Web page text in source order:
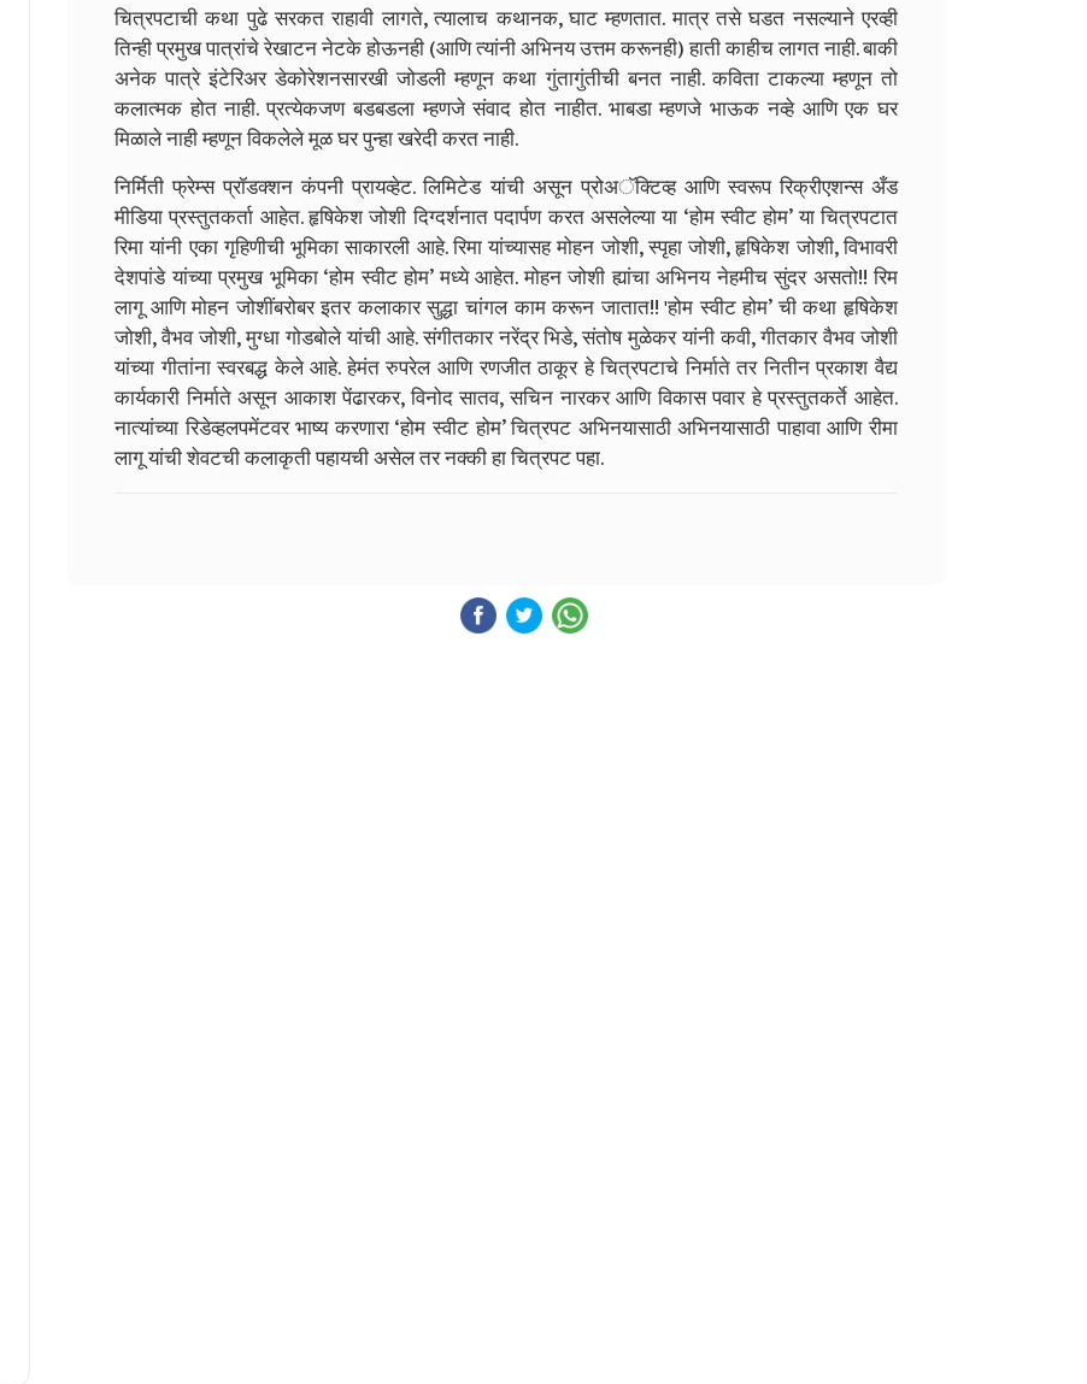
चित्रपटाची कथा पुढे सरकत राहावी लागते, त्यालाच कथानक, घाट म्हणतात. मात्र तसे घडत नसल्याने एरव्ही
तिन्ही प्रमुख पात्रांचे रेखाटन नेटके होऊनही (आणि त्यांनी अभिनय उत्तम करूनही) हाती काहीच लागत नाही. बाकी
अनेक पात्रे इंटेरिअर डेकोरेशनसारखी जोडली म्हणून कथा गुंतागुंतीची बनत नाही. कविता टाकल्या म्हणून तो
कलात्मक होत नाही. प्रत्येकजण बडबडला म्हणजे संवाद होत नाहीत. भाबडा म्हणजे भाऊक नव्हे आणि एक घर
मिळाले नाही म्हणून विकलेले मूळ घर पुन्हा खरेदी करत नाही.
निर्मिती फ्रेम्स प्रॉडक्शन कंपनी प्रायव्हेट. लिमिटेड यांची असून प्रोअॅक्टिव्ह आणि स्वरूप रिक्रीएशन्स अँड
मीडिया प्रस्तुतकर्ता आहेत. हृषिकेश जोशी दिग्दर्शनात पदार्पण करत असलेल्या या ‘होम स्वीट होम’ या चित्रपटात
रिमा यांनी एका गृहिणीची भूमिका साकारली आहे. रिमा यांच्यासह मोहन जोशी, स्पृहा जोशी, हृषिकेश जोशी, विभावरी
देशपांडे यांच्या प्रमुख भूमिका ‘होम स्वीट होम’ मध्ये आहेत. मोहन जोशी ह्यांचा अभिनय नेहमीच सुंदर असतो!! रिम
लागू आणि मोहन जोशींबरोबर इतर कलाकार सुद्धा चांगल काम करून जातात!! 'होम स्वीट होम’ ची कथा हृषिकेश
जोशी, वैभव जोशी, मुग्धा गोडबोले यांची आहे. संगीतकार नरेंद्र भिडे, संतोष मुळेकर यांनी कवी, गीतकार वैभव जोशी
यांच्या गीतांना स्वरबद्ध केले आहे. हेमंत रुपरेल आणि रणजीत ठाकूर हे चित्रपटाचे निर्माते तर नितीन प्रकाश वैद्य
कार्यकारी निर्माते असून आकाश पेंढारकर, विनोद सातव, सचिन नारकर आणि विकास पवार हे प्रस्तुतकर्ते आहेत.
नात्यांच्या रिडेव्हलपमेंटवर भाष्य करणारा ‘होम स्वीट होम’ चित्रपट अभिनयासाठी अभिनयासाठी पाहावा आणि रीमा
लागू यांची शेवटची कलाकृती पहायची असेल तर नक्की हा चित्रपट पहा.